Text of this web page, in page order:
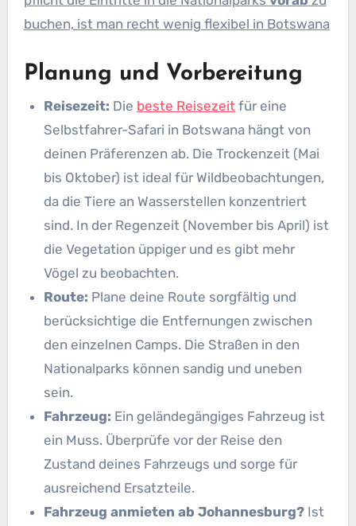
buchen, ist man recht wenig flexibel in Botswana
Planung und Vorbereitung
Reisezeit: Die beste Reisezeit für eine
Selbstfahrer-Safari in Botswana hängt von
deinen Präferenzen ab. Die Trockenzeit (Mai
bis Oktober) ist ideal für Wildbeobachtungen,
da die Tiere an Wasserstellen konzentriert
sind. In der Regenzeit (November bis April) ist
die Vegetation üppiger und es gibt mehr
Vögel zu beobachten.
Route: Plane deine Route sorgfältig und
berücksichtige die Entfernungen zwischen
den einzelnen Camps. Die Straßen in den
Nationalparks können sandig und uneben
sein.
Fahrzeug: Ein geländegängiges Fahrzeug ist
ein Muss. Überprüfe vor der Reise den
Zustand deines Fahrzeugs und sorge für
ausreichend Ersatzteile.
Fahrzeug anmieten ab Johannesburg? Ist